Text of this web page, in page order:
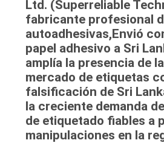
CONTACTO
CON
NOTICIAS
PIDA
Ltd. (Superreliable
fabricante profesional
autoadhesivas,Envió
papel adhesivo a Sri
amplía la presencia de
mercado de etiquetas
falsificación de Sri
la creciente demanda
de etiquetado fiables a
manipulaciones en la